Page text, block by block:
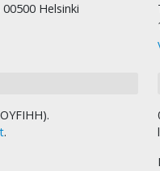
Helsinki
.